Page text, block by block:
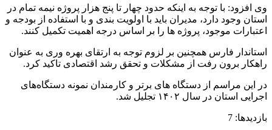
وی افزود: با توجه به اینکه حدود چهار تا پنج هزار پروژه نیمه تمام در
استان وجود دارد، مدیران باید با اولویت بندی و با استفاده از بودجه و
اعتبارات موجود، پروژه ها را بر اساس درجه اهمیت تکمیل کنند.
استاندار فارس همچنین بر لزوم توجه به ارتقای بهره وری به عنوان
راهکار برون رفت از مشکلات و تحقق رشد اقتصادی تاکید کرد.
در این مراسم از دستگاه های برتر و کارمندان نمونه دستگاه‌های
اجرایی استان در سال ۱۴۰۲ تجلیل شد.
بازدیدها: 7